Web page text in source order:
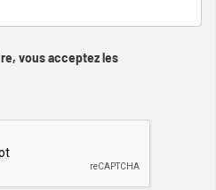
vous acceptez les